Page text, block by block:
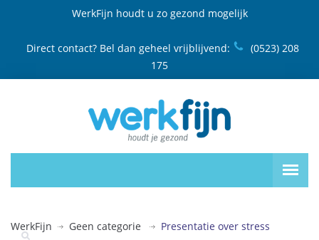
WerkFijn houdt u zo gezond mogelijk
Direct contact? Bel dan geheel vrijblijvend:
(0523) 208
175
WerkFijn Geen categorie Presentatie over stress